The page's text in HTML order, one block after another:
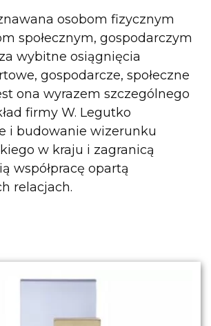
osobom fizycznym
społecznym, gospodarczym
wybitne osiągnięcia
gospodarcze, społeczne
ona wyrazem szczególnego
firmy W. Legutko
i budowanie wizerunku
w kraju i zagranicą
współpracę opartą
relacjach.